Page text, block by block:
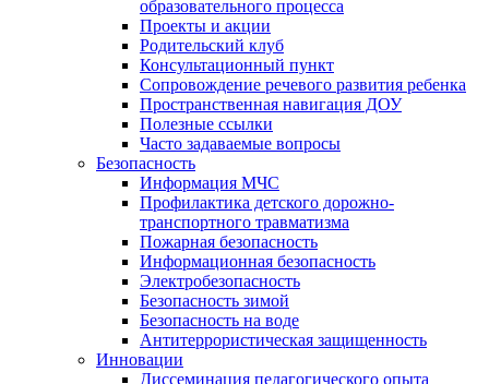
образовательного процесса
Проекты и акции
Родительский клуб
Консультационный пункт
Сопровождение речевого развития ребенка
Пространственная навигация ДОУ
Полезные ссылки
Часто задаваемые вопросы
Безопасность
Информация МЧС
Профилактика детского дорожно-
транспортного травматизма
Пожарная безопасность
Информационная безопасность
Электробезопасность
Безопасность зимой
Безопасность на воде
Антитеррористическая защищенность
Инновации
Диссеминация педагогического опыта